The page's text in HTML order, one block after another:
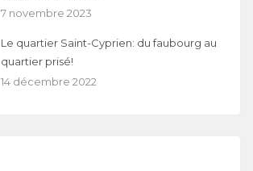
7 novembre 2023
Le quartier Saint-Cyprien: du faubourg au
quartier prisé!
14 décembre 2022